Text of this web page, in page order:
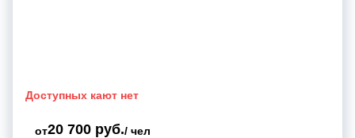
Доступных кают нет
от20 700 руб./ чел